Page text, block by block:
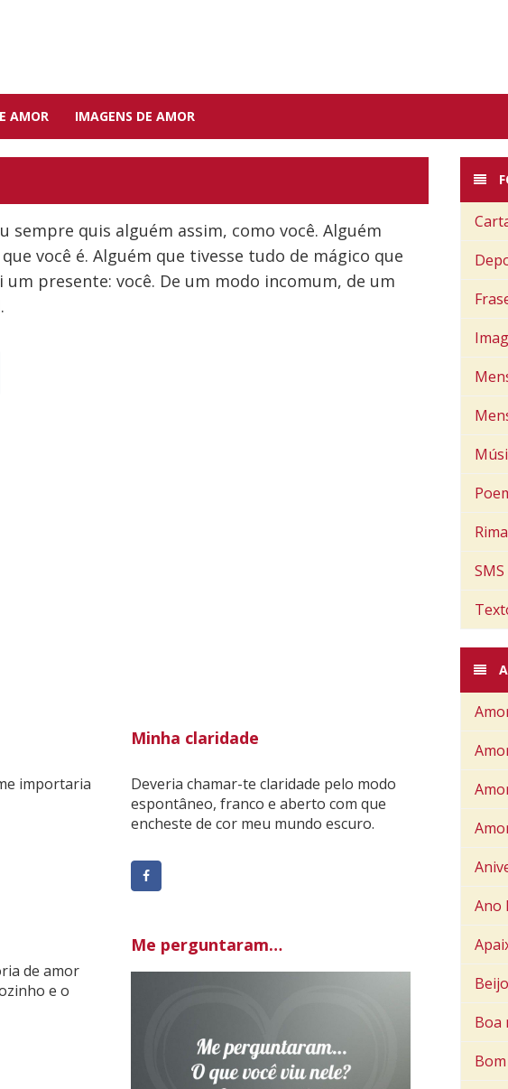
AMOR IMAGENS DE AMOR
sempre quis alguém assim, como você. Alguém
você é. Alguém que tivesse tudo de mágico que
um presente: você. De um modo incomum, de um
importaria
Minha claridade
Deveria chamar-te claridade pelo modo
espontâneo, franco e aberto com que
encheste de cor meu mundo escuro.
de amor
e o
Me perguntaram…
SMS
Ano
Beijo
Boa